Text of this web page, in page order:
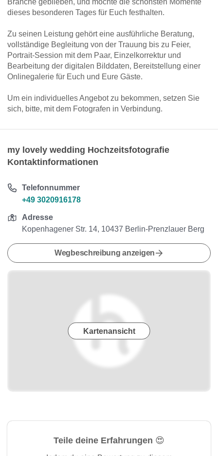
Branche geblieben, und möchte die schönsten Momente
dieses besonderen Tages für Euch festhalten.
Zu seinen Leistung gehört eine ausführliche Beratung,
vollständige Begleitung von der Trauung bis zu Feier,
Portrait-Session mit dem Paar, Einzelkorrektur und
Bearbeitung der digitalen Bilddaten, Bereitstellung einer
Onlinegalerie für Euch und Eure Gäste.
Um ein individuelles Angebot zu bekommen, setzen Sie
sich, bitte, mit dem Fotografen in Verbindung.
my lovely wedding Hochzeitsfotografie
Kontaktinformationen
Telefonnummer
+49 3020916178
Adresse
Kopenhagener Str. 14, 10437 Berlin-Prenzlauer Berg
Wegbeschreibung anzeigen
Kartenansicht
Teile deine Erfahrungen 😍